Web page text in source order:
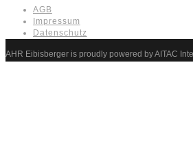
AGB
Impressum
Datenschutz
AHR Eibisberger is proudly powered by AITAC